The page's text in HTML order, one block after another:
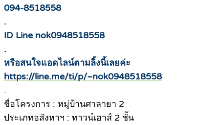
094-8518558
.
ID Line nok0948518558
.
หรือสนใจแอดไลน์ตามลิ้งนี้เลยค่ะ
https://line.me/ti/p/~nok0948518558
.
ชื่อโครงการ : หมู่บ้านศาลายา 2
ประเภทอสังหาฯ : ทาวน์เฮาส์ 2 ชั้น